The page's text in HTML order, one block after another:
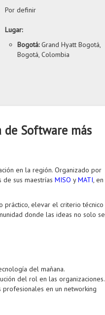
Por definir
Lugar:
Bogotá:Grand Hyatt Bogotá,
Bogotá, Colombia
Software más
en la región. Organizado por
sus maestrías MISO yMATI, en
práctico, elevar el criterio técnico
donde las ideas no solo se
del mañana.
del rol en las organizaciones.
profesionales en un networking